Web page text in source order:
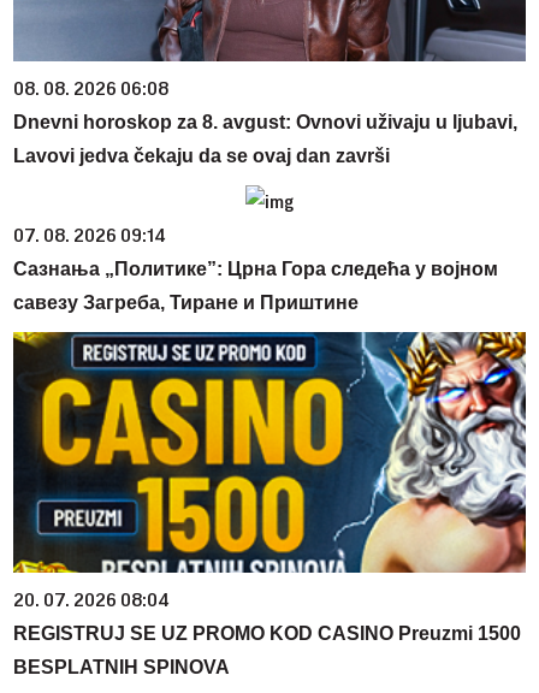
08. 08. 2026 06:08
Dnevni horoskop za 8. avgust: Ovnovi uživaju u ljubavi,
Lavovi jedva čekaju da se ovaj dan završi
07. 08. 2026 09:14
Сазнања „Политике”: Црна Гора следећа у војном
савезу Загреба, Тиране и Приштине
20. 07. 2026 08:04
REGISTRUJ SE UZ PROMO KOD CASINO Preuzmi 1500
BESPLATNIH SPINOVA